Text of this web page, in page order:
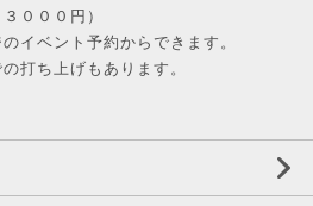
０００円）
イベント予約からできます。
打ち上げもあります。